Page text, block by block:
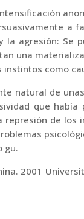
a
agresión: Se
una
como
natural de
que había
de los
gu.
2001